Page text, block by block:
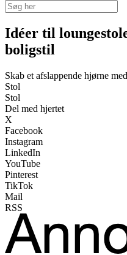
Idéer til
boligstil
Skab et afslappende hjørne
Stol
Stol
Del med hjertet
X
Facebook
Instagram
LinkedIn
YouTube
Pinterest
TikTok
Mail
RSS